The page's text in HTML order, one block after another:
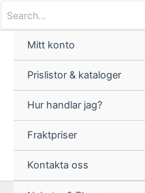
innehåll
for:
Mitt konto
Prislistor & kataloger
Hur handlar jag?
Fraktpriser
Kontakta oss